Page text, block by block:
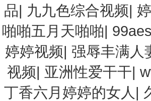
品| 九九色综合视频|
啪啪五月天啪啪|
婷婷视频| 强辱丰满人
视频| 亚洲性爱干干|
丁香六月婷婷的女人 |